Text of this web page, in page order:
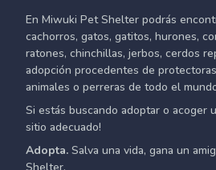
En Miwuki Pet Shelter podrás
cachorros, gatos, gatitos, hurones,
ratones, chinchillas, jerbos, cerdos
adopción procedentes de
animales o perreras de todo el
Si estás buscando adoptar o acoger
sitio adecuado!
Adopta. Salva una vida, gana un
Shelter.